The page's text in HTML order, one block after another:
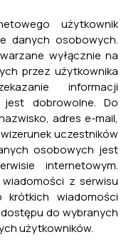
o udzielenie
aktualizacja
o
na rok 2024-
użytkownik
danych osobowych.
wyłącznie na
przez użytkownika
informacji
dobrowolne. Do
adres e-mail,
uczestników
osobowych jest
internetowym.
z serwisu
wiadomości
do wybranych
użytkowników.